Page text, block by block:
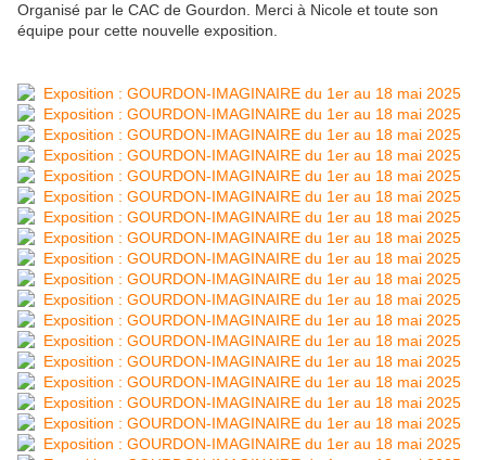
Organisé par le CAC de Gourdon. Merci à Nicole et toute son
équipe pour cette nouvelle exposition.